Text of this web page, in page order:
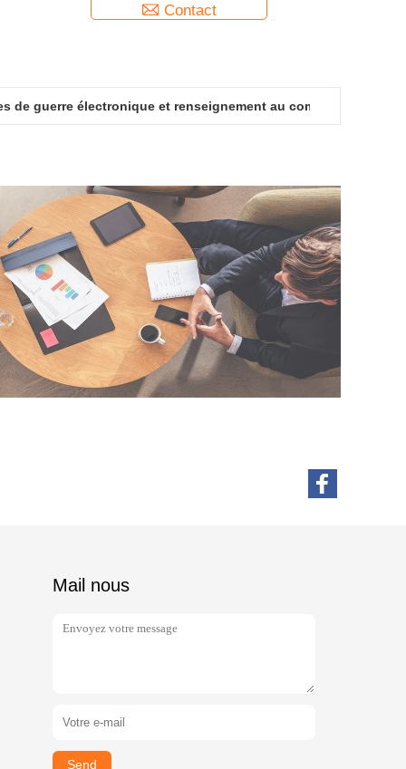
Contact
guerre électronique et renseignement au combat 280GB
Mail nous
Send